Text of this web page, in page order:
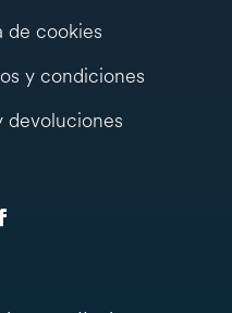
de cookies
y condiciones
devoluciones